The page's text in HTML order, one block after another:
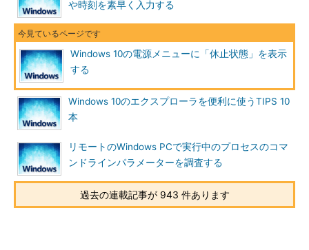
［電源オプション］で「休止状態」を有効化する（1）
［スタート］メニューで［歯車（設定）］アイコンをクリッ
クし、［Windowsの設定］画面を開く。ここで［システ
や時刻を素早く入力する
Windows 10の電源メニューに「休止状態」を表示
する
Windows 10のエクスプローラを便利に使うTIPS 10
本
リモートのWindows PCで実行中のプロセスのコマ
ンドラインパラメーターを調査する
過去の連載記事が 943 件あります